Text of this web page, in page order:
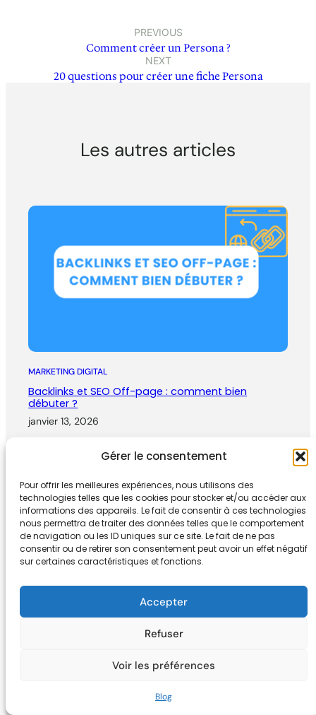
Gérer le consentement
Pour offrir les meilleures expériences, nous utilisons des
technologies telles que les cookies pour stocker et/ou accéder aux
informations des appareils. Le fait de consentir à ces technologies
nous permettra de traiter des données telles que le comportement
de navigation ou les ID uniques sur ce site. Le fait de ne pas
consentir ou de retirer son consentement peut avoir un effet négatif
sur certaines caractéristiques et fonctions.
Accepter
Refuser
Voir les préférences
Blog
PREVIOUS
Comment créer un Persona ?
NEXT
20 questions pour créer une fiche Persona
Les autres articles
MARKETING DIGITAL
Backlinks et SEO Off-page : comment bien
débuter ?
janvier 13, 2026
SALES TECHNIQUES
WhatsApp en B2B : 5 cas pratiques